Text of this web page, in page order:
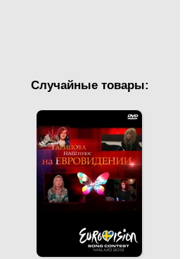
Случайные товары: